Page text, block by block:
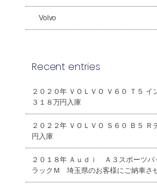
Volvo
Recent entries
２０２０年 ＶＯＬＶＯ Ｖ６０ Ｔ５
３１８万円入庫
２０２２年 ＶＯＬＶＯ Ｓ６０ Ｂ５
円入庫
２０１８年 Ａｕｄｉ Ａ３スポーツ
ラックＭ 埼玉県のお客様にご納車さ